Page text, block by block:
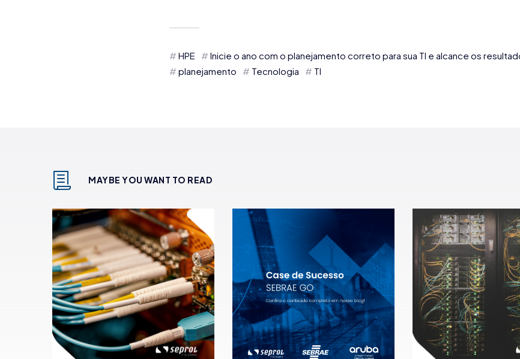
HPE
Inicie o ano com o planejamento correto para sua TI e alcance os
planejamento
Tecnologia TI
MAYBE YOU WANT TO READ